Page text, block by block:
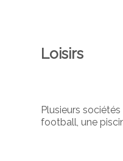
Loisirs
Plusieurs
football, une